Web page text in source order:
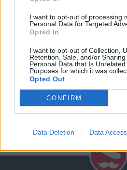
I want to opt-out of processing
Personal Data for Targeted
Opted In
I want to opt-out of Collection,
Retention, Sale, and/or
Personal Data that Is
Purposes for which it was
Opted Out
CONFIRM
Data Deletion Data Access
2025. július 08., kedd
Gyalogost ütött el
Székelyudvarhelyen
Korábbi cikkek